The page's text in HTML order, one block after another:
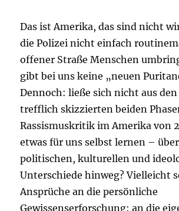
Das ist Amerika, das sind nicht
die Polizei nicht einfach
offener Straße Menschen
gibt bei uns keine „neuen
Dennoch: ließe sich nicht aus
trefflich skizzierten beiden
Rassismuskritik im Amerika von
etwas für uns selbst lernen –
politischen, kulturellen und
Unterschiede hinweg? Vielleicht
Ansprüche an die persönliche
Gewissenserforschung: an die